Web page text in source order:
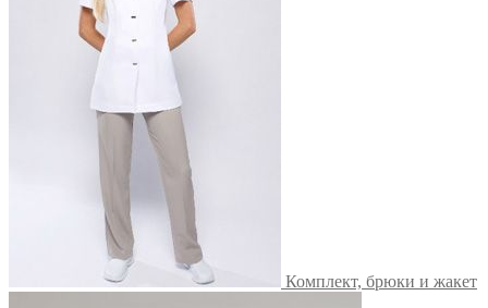
Комплект, брюки и жакет